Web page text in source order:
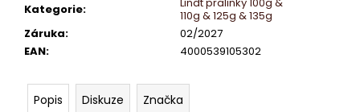
Kategorie:
110g & 125g & 135g
Záruka:
02/2027
EAN: 4000539105302
Popis Diskuze Značka
e
m